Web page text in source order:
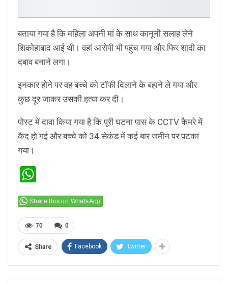
बताया गया है कि महिला अपनी मां के साथ कानूनी सलाह लेने
शिकोहाबाद आई थी। वहां आरोपी भी पहुंच गया और फिर शादी का
दबाव बनाने लगा।
इनकार होने पर वह बच्चे को टॉफी दिलाने के बहाने ले गया और
कुछ दूर जाकर उसकी हत्या कर दी।
पोस्ट में दावा किया गया है कि पूरी घटना पास के CCTV कैमरे में
कैद हो गई और बच्चे को 34 सेकंड में कई बार जमीन पर पटका
गया।
Share this on WhatsApp
0
70
Share Facebook Twitter